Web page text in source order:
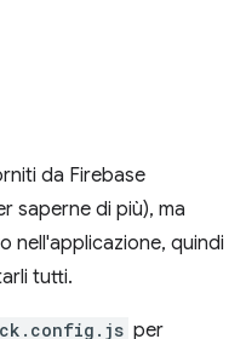
da Firebase
saperne di più), ma
nell'applicazione, quindi
tutti.
per